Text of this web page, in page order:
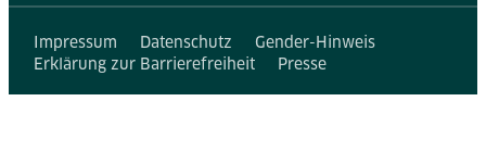
Impressum Datenschutz
Gender-Hinweis
Erklärung zur Barrierefreiheit
Presse